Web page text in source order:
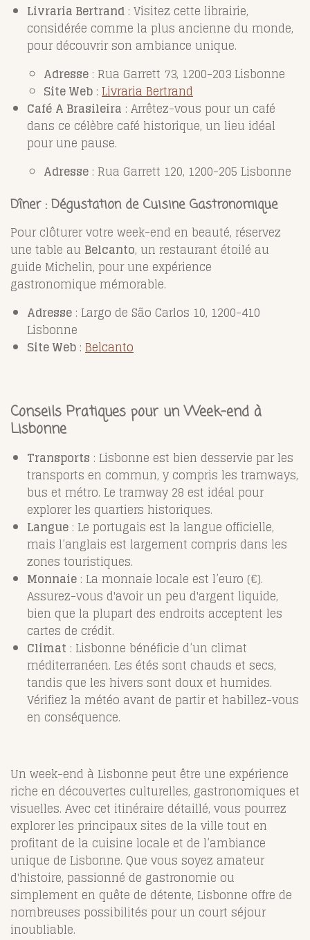
Livraria Bertrand : Visitez cette librairie,
considérée comme la plus ancienne du monde,
pour découvrir son ambiance unique.
Adresse : Rua Garrett 73, 1200-203 Lisbonne
Site Web : Livraria Bertrand
Café A Brasileira : Arrêtez-vous pour un café
dans ce célèbre café historique, un lieu idéal
pour une pause.
Adresse : Rua Garrett 120, 1200-205 Lisbonne
Dîner : Dégustation de Cuisine Gastronomique
Pour clôturer votre week-end en beauté, réservez
une table au Belcanto, un restaurant étoilé au
guide Michelin, pour une expérience
gastronomique mémorable.
Adresse : Largo de São Carlos 10, 1200-410
Lisbonne
Site Web : Belcanto
Conseils Pratiques pour un Week-end à
Lisbonne
Transports : Lisbonne est bien desservie par les
transports en commun, y compris les tramways,
bus et métro. Le tramway 28 est idéal pour
explorer les quartiers historiques.
Langue : Le portugais est la langue officielle,
mais l’anglais est largement compris dans les
zones touristiques.
Monnaie : La monnaie locale est l’euro (€).
Assurez-vous d'avoir un peu d'argent liquide,
bien que la plupart des endroits acceptent les
cartes de crédit.
Climat : Lisbonne bénéficie d’un climat
méditerranéen. Les étés sont chauds et secs,
tandis que les hivers sont doux et humides.
Vérifiez la météo avant de partir et habillez-vous
en conséquence.
Un week-end à Lisbonne peut être une expérience
riche en découvertes culturelles, gastronomiques et
visuelles. Avec cet itinéraire détaillé, vous pourrez
explorer les principaux sites de la ville tout en
profitant de la cuisine locale et de l’ambiance
unique de Lisbonne. Que vous soyez amateur
d'histoire, passionné de gastronomie ou
simplement en quête de détente, Lisbonne offre de
nombreuses possibilités pour un court séjour
inoubliable.